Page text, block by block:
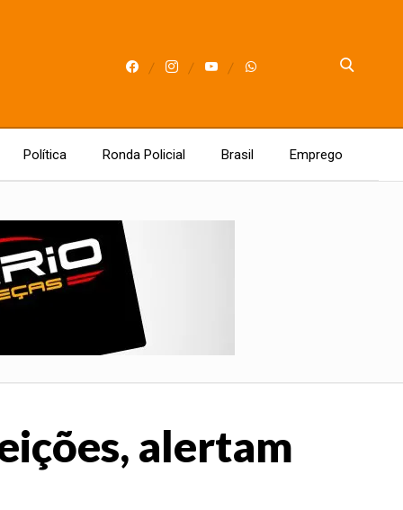
Política Ronda Policial Brasil Emprego
alertam